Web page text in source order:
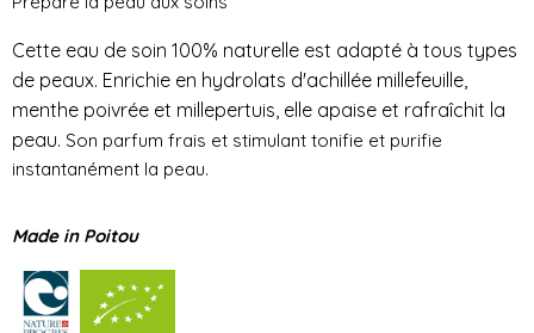
Cette eau de soin 100% naturelle est adapté à tous types
de peaux. Enrichie en hydrolats d'achillée millefeuille,
menthe poivrée et millepertuis, elle apaise et rafraîchit la
peau. Son parfum frais et stimulant tonifie et purifie
instantanément la peau.
Made in Poitou